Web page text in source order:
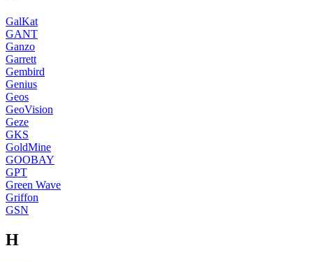
GalKat
GANT
Ganzo
Garrett
Gembird
Genius
Geos
GeoVision
Geze
GKS
GoldMine
GOOBAY
GPT
Green Wave
Griffon
GSN
H